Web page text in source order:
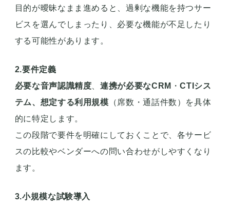
目的が曖昧なまま進めると、過剰な機能を持つサー
ビスを選んでしまったり、必要な機能が不足したり
する可能性があります。
2.要件定義
必要な音声認識精度 、連携が必要なCRM ・CTIシス
テム、想定する利用規模 （席数・通話件数）を具体
的に特定します。
この段階で要件を明確にしておくことで、各サービ
スの比較やベンダーへの問い合わせがしやすくなり
ます。
3.小規模な試験導入